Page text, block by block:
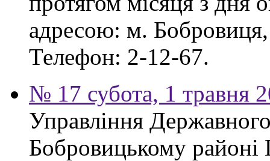
адресою: м.
Телефон: 2-12-67.
№ 17 субота, 1 травня
Управління
Бобровицькому районі